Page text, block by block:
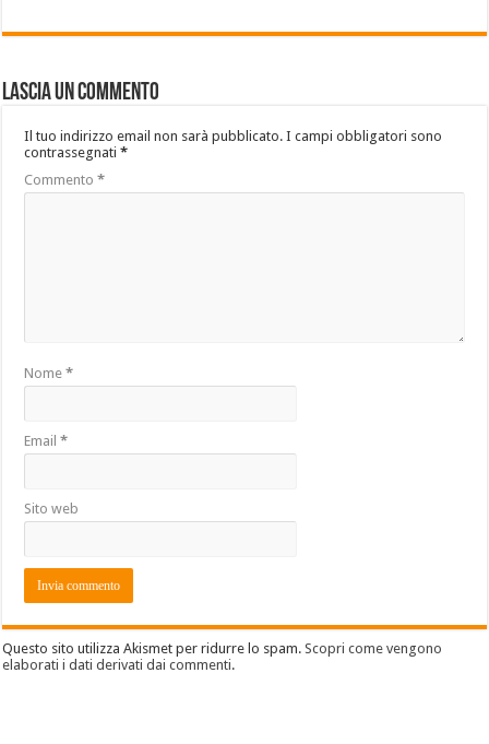
Lascia un commento
Il tuo indirizzo email non sarà pubblicato. I campi obbligatori sono
contrassegnati*
Commento*
Nome*
Email*
Sito web
Questo sito utilizza Akismet per ridurre lo spam.Scopri come vengono
elaborati i dati derivati dai commenti.